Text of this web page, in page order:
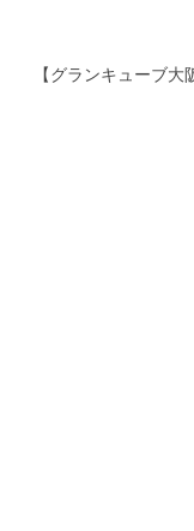
【グランキューブ大